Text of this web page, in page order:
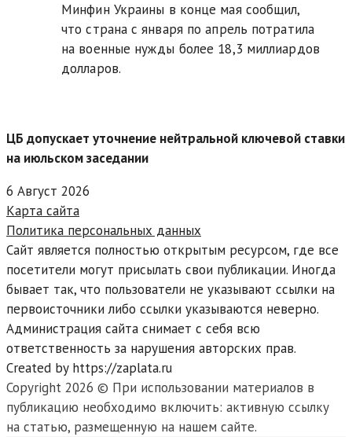
Минфин Украины в конце мая сообщил,
что страна с января по апрель потратила
на военные нужды более 18,3 миллиардов
долларов.
ЦБ допускает уточнение нейтральной ключевой ставки
на июльском заседании
6 Август 2026
Карта сайта
Политика персональных данных
Сайт является полностью открытым ресурсом, где все
посетители могут присылать свои публикации. Иногда
бывает так, что пользователи не указывают ссылки на
первоисточники либо ссылки указываются неверно.
Администрация сайта снимает с себя всю
ответственность за нарушения авторских прав.
Created by https://zaplata.ru
Copyright 2026 © При использовании материалов в
публикацию необходимо включить: активную ссылку
на статью, размещенную на нашем сайте.